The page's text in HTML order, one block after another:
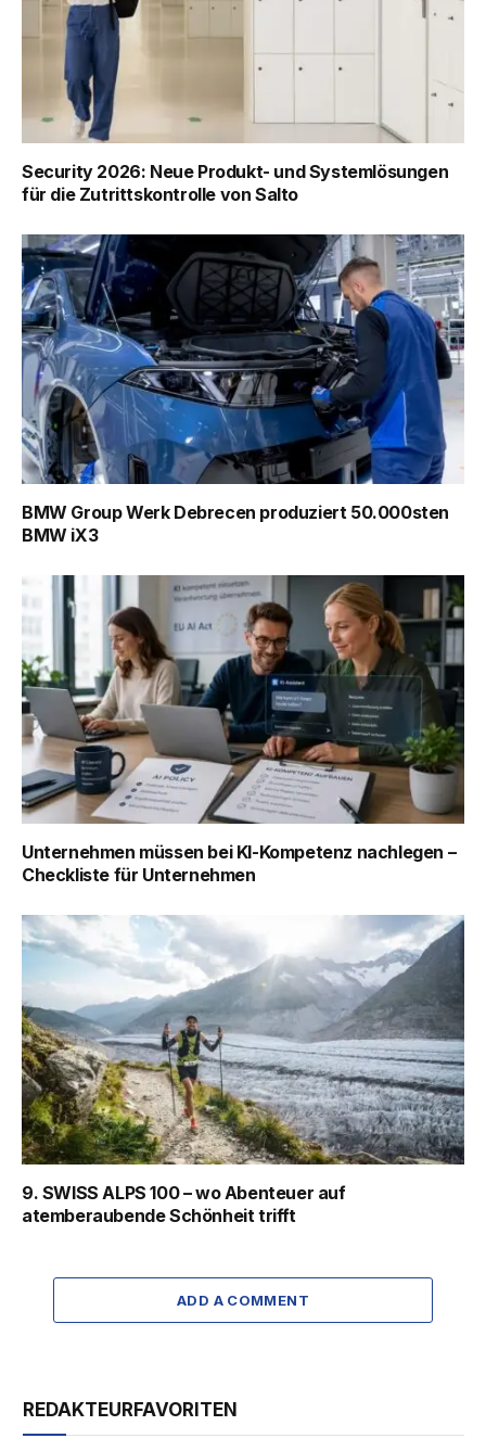
Security 2026: Neue Produkt- und Systemlösungen
für die Zutrittskontrolle von Salto
BMW Group Werk Debrecen produziert 50.000sten
BMW iX3
Unternehmen müssen bei KI-Kompetenz nachlegen –
Checkliste für Unternehmen
9. SWISS ALPS 100 – wo Abenteuer auf
atemberaubende Schönheit trifft
ADD A COMMENT
REDAKTEURFAVORITEN